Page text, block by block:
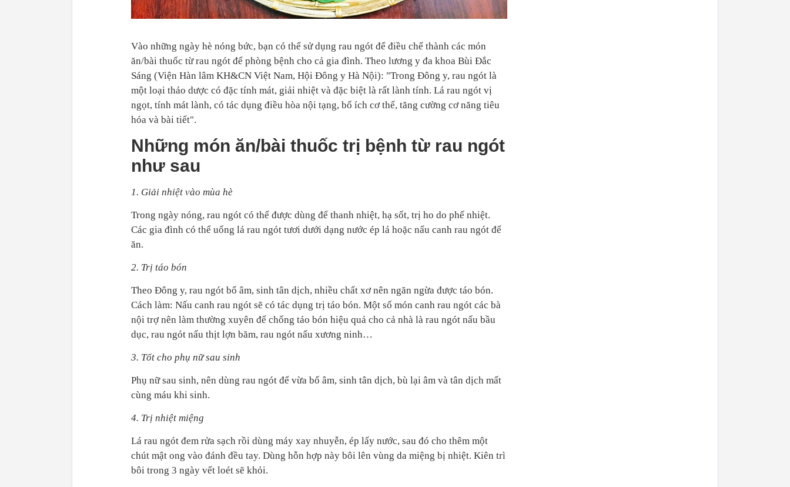
Vào những ngày hè nóng bức, bạn có thể sử dụng rau ngót để điều chế thành các món
ăn/bài thuốc từ rau ngót để phòng bệnh cho cả gia đình. Theo lương y đa khoa Bùi Đắc
Sáng (Viện Hàn lâm KH&CN Việt Nam, Hội Đông y Hà Nội): "Trong Đông y, rau ngót là
một loại thảo dược có đặc tính mát, giải nhiệt và đặc biệt là rất lành tính. Lá rau ngót vị
ngọt, tính mát lành, có tác dụng điều hòa nội tạng, bổ ích cơ thể, tăng cường cơ năng tiêu
hóa và bài tiết".
Những món ăn/bài thuốc trị bệnh từ rau ngót
như sau
1. Giải nhiệt vào mùa hè
Trong ngày nóng, rau ngót có thể được dùng để thanh nhiệt, hạ sốt, trị ho do phế nhiệt.
Các gia đình có thể uống lá rau ngót tươi dưới dạng nước ép lá hoặc nấu canh rau ngót để
ăn.
2. Trị táo bón
Theo Đông y, rau ngót bổ âm, sinh tân dịch, nhiều chất xơ nên ngăn ngừa được táo bón.
Cách làm: Nấu canh rau ngót sẽ có tác dụng trị táo bón. Một số món canh rau ngót các bà
nội trợ nên làm thường xuyên để chống táo bón hiệu quả cho cả nhà là rau ngót nấu bầu
dục, rau ngót nấu thịt lợn băm, rau ngót nấu xương ninh…
3. Tốt cho phụ nữ sau sinh
Phụ nữ sau sinh, nên dùng rau ngót để vừa bổ âm, sinh tân dịch, bù lại âm và tân dịch mất
cùng máu khi sinh.
4. Trị nhiệt miệng
Lá rau ngót đem rửa sạch rồi dùng máy xay nhuyễn, ép lấy nước, sau đó cho thêm một
chút mật ong vào đánh đều tay. Dùng hỗn hợp này bôi lên vùng da miệng bị nhiệt. Kiên trì
bôi trong 3 ngày vết loét sẽ khỏi.